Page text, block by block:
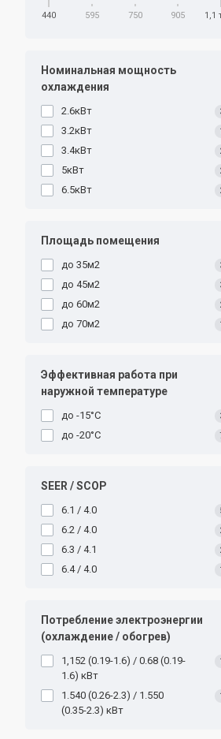
440 595 750 905 1,1
Номинальная мощность
охлаждения
2.6кВт
3.2кВт
3.4кВт
5кВт
6.5кВт
Площадь помещения
до 35м2
до 45м2
до 60м2
до 70м2
Эффективная работа при
наружной температуре
до -15°C
до -20°C
SEER / SCOP
6.1 / 4.0
6.2 / 4.0
6.3 / 4.1
6.4 / 4.0
Потребление электроэнергии
(охлаждение / обогрев)
1,152 (0.19-1.6) / 0.68 (0.19-
1.6) кВт
1.540 (0.26-2.3) / 1.550
(0.35-2.3) кВт